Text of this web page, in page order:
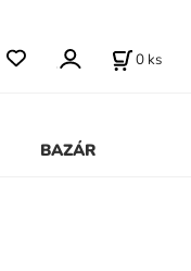
BAZÁR
0 ks